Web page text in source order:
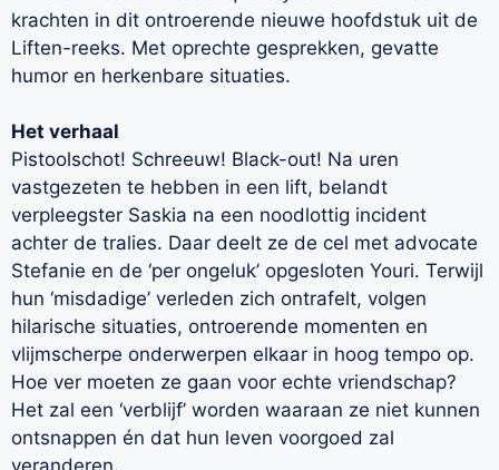
krachten in dit ontroerende nieuwe hoofdstuk uit de
Liften-reeks. Met oprechte gesprekken, gevatte
humor en herkenbare situaties.
Het verhaal
Pistoolschot! Schreeuw! Black-out! Na uren
vastgezeten te hebben in een lift, belandt
verpleegster Saskia na een noodlottig incident
achter de tralies. Daar deelt ze de cel met advocate
Stefanie en de ‘per ongeluk’ opgesloten Youri. Terwijl
hun ‘misdadige’ verleden zich ontrafelt, volgen
hilarische situaties, ontroerende momenten en
vlijmscherpe onderwerpen elkaar in hoog tempo op.
Hoe ver moeten ze gaan voor echte vriendschap?
Het zal een ‘verblijf’ worden waaraan ze niet kunnen
ontsnappen én dat hun leven voorgoed zal